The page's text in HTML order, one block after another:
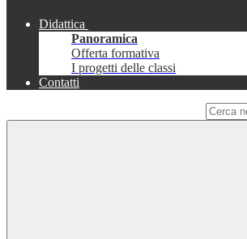
Didattica
Panoramica
Offerta formativa
I progetti delle classi
Contatti